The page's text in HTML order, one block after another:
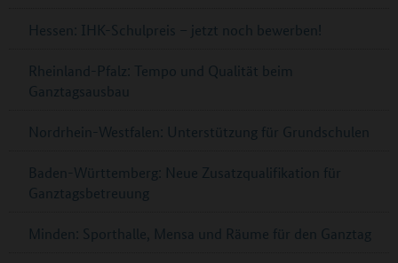
Hessen: IHK-Schulpreis – jetzt noch bewerben!
Rheinland-Pfalz: Tempo und Qualität beim
Ganztagsausbau
Nordrhein-Westfalen: Unterstützung für Grundschulen
Baden-Württemberg: Neue Zusatzqualifikation für
Ganztagsbetreuung
Minden: Sporthalle, Mensa und Räume für den Ganztag